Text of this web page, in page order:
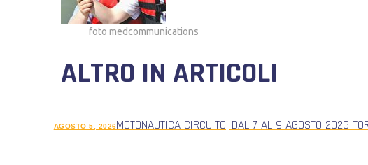
foto medcommunications
ALTRO IN ARTICOLI
AGOSTO 5, 2026MOTONAUTICA CIRCUITO, DAL 7 AL 9 AGOSTO 2026